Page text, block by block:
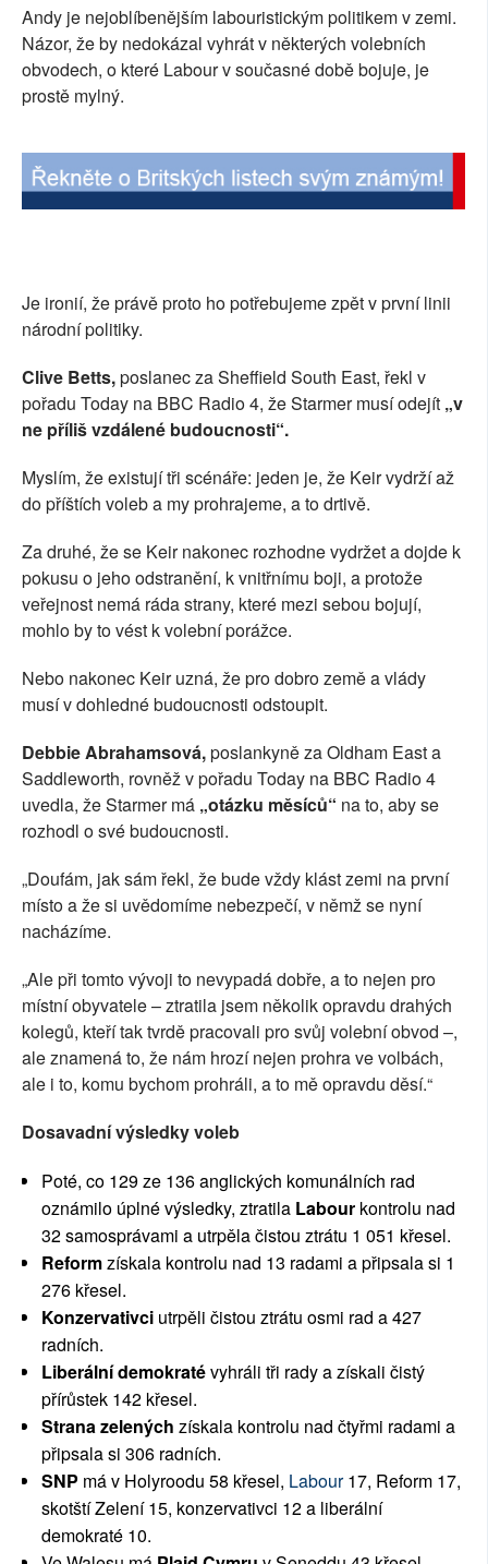
Andy je nejoblíbenějším labouristickým politikem v zemi.
Názor, že by nedokázal vyhrát v některých volebních
obvodech, o které Labour v současné době bojuje, je
prostě mylný.
Je ironií, že právě proto ho potřebujeme zpět v první linii
národní politiky.
Clive Betts,poslanec za Sheffield South East, řekl v
pořadu Today na BBC Radio 4, že Starmer musí odejít „v
ne příliš vzdálené budoucnosti“.
Myslím, že existují tři scénáře: jeden je, že Keir vydrží až
do příštích voleb a my prohrajeme, a to drtivě.
Za druhé, že se Keir nakonec rozhodne vydržet a dojde k
pokusu o jeho odstranění, k vnitřnímu boji, a protože
veřejnost nemá ráda strany, které mezi sebou bojují,
mohlo by to vést k volební porážce.
Nebo nakonec Keir uzná, že pro dobro země a vlády
musí v dohledné budoucnosti odstoupit.
Debbie Abrahamsová,poslankyně za Oldham East a
Saddleworth, rovněž v pořadu Today na BBC Radio 4
uvedla, že Starmer má „otázku měsíců“ na to, aby se
rozhodl o své budoucnosti.
„Doufám, jak sám řekl, že bude vždy klást zemi na první
místo a že si uvědomíme nebezpečí, v němž se nyní
nacházíme.
„Ale při tomto vývoji to nevypadá dobře, a to nejen pro
místní obyvatele – ztratila jsem několik opravdu drahých
kolegů, kteří tak tvrdě pracovali pro svůj volební obvod –,
ale znamená to, že nám hrozí nejen prohra ve volbách,
ale i to, komu bychom prohráli, a to mě opravdu děsí.“
Dosavadní výsledky voleb
Poté, co 129 ze 136 anglických komunálních rad
oznámilo úplné výsledky, ztratila Labourkontrolu nad
32 samosprávami a utrpěla čistou ztrátu 1 051 křesel.
Reformzískala kontrolu nad 13 radami a připsala si 1
276 křesel.
Konzervativciutrpěli čistou ztrátu osmi rad a 427
radních.
Liberální demokratévyhráli tři rady a získali čistý
přírůstek 142 křesel.
Strana zelených získala kontrolu nad čtyřmi radami a
připsala si 306 radních.
SNP má v Holyroodu 58 křesel, Labour17, Reform 17,
skotští Zelení 15, konzervativci 12 a liberální
demokraté 10.